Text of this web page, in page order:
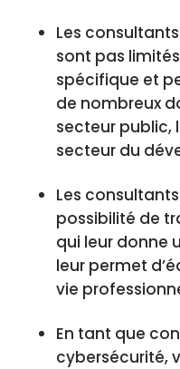
Les
sont pas
spécifique et
de nombreux
secteur public,
secteur du
Les
possibilité de
qui leur donne
leur permet
vie
En tant que
cybersécurité,